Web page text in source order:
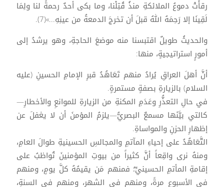
رقأَتْ دموعُ الملائكةِ منذُ قُتِلْنا، وما بكى أحدٌ رحمةً لنا ولِمَا
لَقِينَا إلا رَحِمَهُ اللهُ قبلَ أن تخرجَ الدمعةُ من عينِهِ...»(7).
والحديثُ طويلٌ اقتبسنا منه موضعَ الحاجةِ، وهو يرشدُ إلى
أمورٍ استراتيجيةٍ، منها:
أنَّ أهلَ العراقِ يُرادُ منهم تَعَاهُدُ قبرِ الإمامِ الحسينِ (عليه
السلام) بالزيارةِ بصفةٍ مستمرةٍ.
في حالِ التعذُّرِ وعَدَمِ المكنةِ من الزيارةِ للموانعِ والأخطارِ—
كالتي بيَّنَها مسمعٌ البصريُّ—يلزمُ المؤمنَ أن لا يغفلَ عن
إظهارِ الحزنِ والمواساةِ.
التَّعَاهُدُ على إحياءِ المآتمِ والمجالسِ الحسينيةِ طوالَ العامِ،
ومنهُ نرى واقِعاً أنَّ كثيراً من بيوتِ المؤمنينَ تُواظبُ على
إقامةِ المأتمِ الحسينيِّ؛ فمنهم مَن يقيمُهُ كلَّ يومٍ، ومنهم
في الأسبوعِ مرةً، ومنهم في الشهرِ، ومنهم في السنةِ،